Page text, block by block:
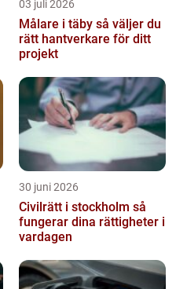
03 juli 2026
Målare i täby så väljer du
rätt hantverkare för ditt
projekt
30 juni 2026
Civilrätt i stockholm så
fungerar dina rättigheter i
vardagen